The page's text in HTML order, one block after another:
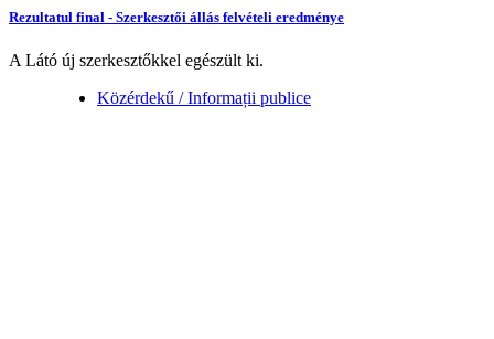
Rezultatul final - Szerkesztői állás felvételi eredménye
A Látó új szerkesztőkkel egészült ki.
Közérdekű / Informații publice